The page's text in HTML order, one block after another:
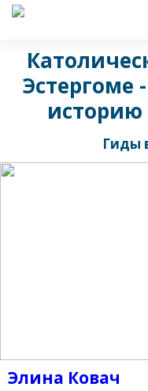
Эстергоме
историю
Гиды
Элина Ковач